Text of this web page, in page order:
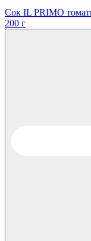
Сок IL PRIMO
200 г